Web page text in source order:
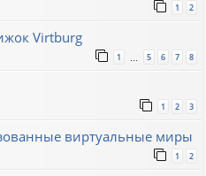
1 2
Virtburg
1 5 6 7 8
1 2 3
виртуальные миры
1 2